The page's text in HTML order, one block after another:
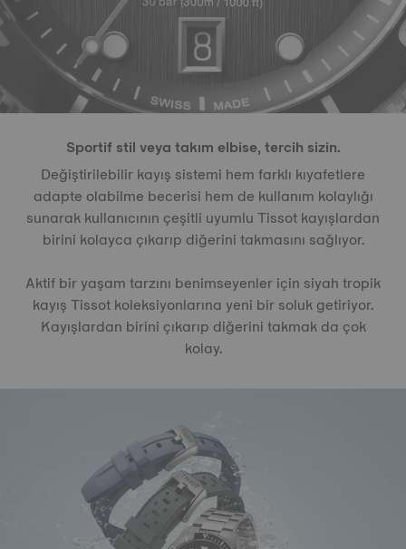
Sportif stil veya takım elbise, tercih sizin.
Değiştirilebilir kayış sistemi hem farklı kıyafetlere
adapte olabilme becerisi hem de kullanım kolaylığı
sunarak kullanıcının çeşitli uyumlu Tissot kayışlardan
birini kolayca çıkarıp diğerini takmasını sağlıyor.
Aktif bir yaşam tarzını benimseyenler için siyah tropik
kayış Tissot koleksiyonlarına yeni bir soluk getiriyor.
Kayışlardan birini çıkarıp diğerini takmak da çok
kolay.